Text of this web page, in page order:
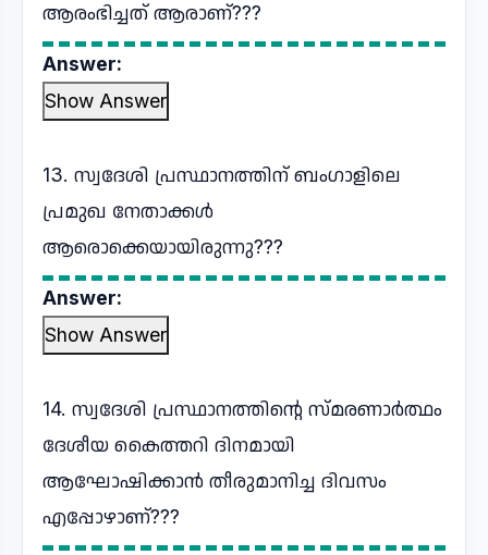
ആരംഭിച്ചത് ആരാണ്???
Answer:
Show Answer
13. സ്വദേശി പ്രസ്ഥാനത്തിന് ബംഗാളിലെ
പ്രമുഖ നേതാക്കൾ
ആരൊക്കെയായിരുന്നു???
Answer:
Show Answer
14. സ്വദേശി പ്രസ്ഥാനത്തിന്റെ സ്മരണാർത്ഥം
ദേശീയ കൈത്തറി ദിനമായി
ആഘോഷിക്കാൻ തീരുമാനിച്ച ദിവസം
എപ്പോഴാണ്???